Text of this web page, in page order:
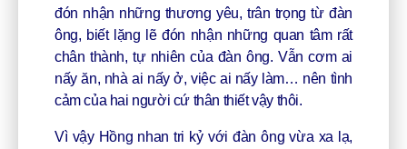
đón nhận những thương yêu, trân trọng từ đàn
ông, biết lặng lẽ đón nhận những quan tâm rất
chân thành, tự nhiên của đàn ông. Vẫn cơm ai
nấy ăn, nhà ai nấy ở, việc ai nấy làm… nên tình
cảm của hai người cứ thân thiết vậy thôi.
Vì vậy Hồng nhan tri kỷ với đàn ông vừa xa lạ,